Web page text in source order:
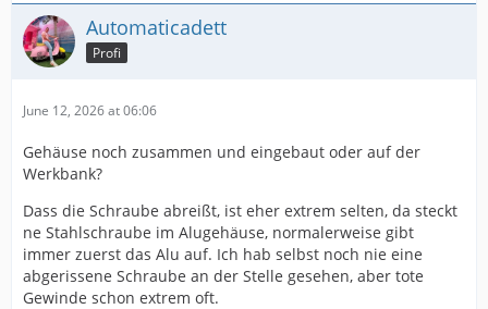
Automaticadett
Profi
June 12, 2026 at 06:06
Gehäuse noch zusammen und eingebaut oder auf der
Werkbank?
Dass die Schraube abreißt, ist eher extrem selten, da steckt
ne Stahlschraube im Alugehäuse, normalerweise gibt
immer zuerst das Alu auf. Ich hab selbst noch nie eine
abgerissene Schraube an der Stelle gesehen, aber tote
Gewinde schon extrem oft.